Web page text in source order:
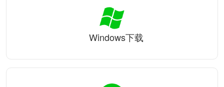
Windows下载